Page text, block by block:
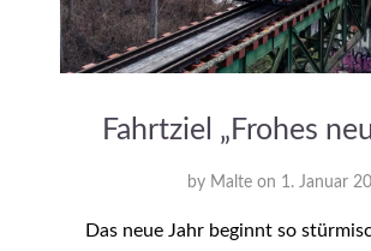
Fahrtziel „Frohes
by Malte on 1. Januar
Das neue Jahr beginnt so